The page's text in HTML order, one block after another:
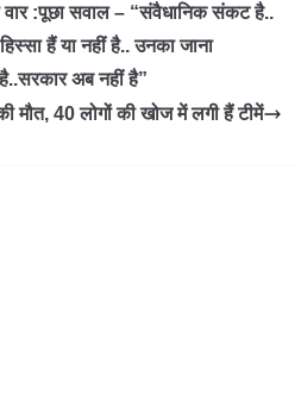
वार :पूछा सवाल – “संवैधानिक संकट है..
हैं या नहीं है.. उनका जाना
अब नहीं है”
मौत, 40 लोगों की खोज में लगी हैं टीमें